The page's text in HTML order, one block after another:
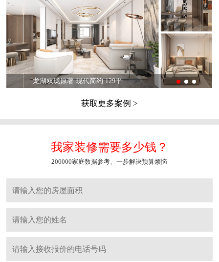
龙湖双珑原著 现代简约 129平
获取更多案例 >
我家装修需要多少钱？
200000家庭数据参考、一步解决预算烦恼